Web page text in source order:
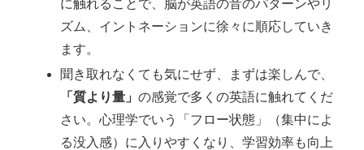
に触れることで、脳が英語の音のパターンやリ
ズム、イントネーションに徐々に順応していき
ます。
聞き取れなくても気にせず、まずは楽しんで、
「質より量」の感覚で多くの英語に触れてくだ
さい。心理学でいう「フロー状態」（集中によ
る没入感）に入りやすくなり、学習効率も向上